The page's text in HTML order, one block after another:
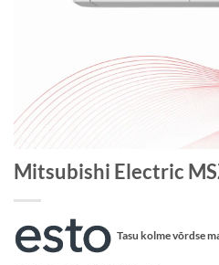
Mitsubishi Electric
Tasu kolme võrdse